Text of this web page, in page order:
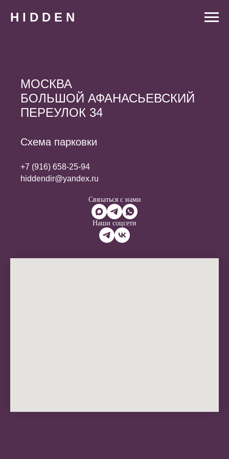
H I D D E N
МОСКВА
БОЛЬШОЙ АФАНАСЬЕВСКИЙ
ПЕРЕУЛОК 34
Cхема парковки
+7 (916) 658-25-94
hiddendir@yandex.ru
Связаться с нами
Наши соцсети